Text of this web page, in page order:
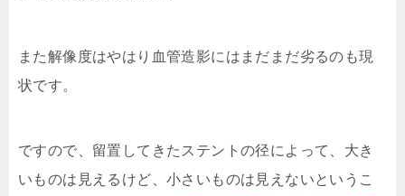
また解像度はやはり血管造影にはまだまだ劣るのも現
状です。
ですので、留置してきたステントの径によって、大き
いものは見えるけど、小さいものは見えないというこ